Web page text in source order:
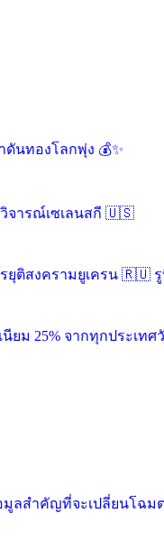
ดันทองโลกพุ่ง 💰✨
จารณ์เซเลนสกี 🇺🇸
ติสงครามยูเครน 🇷🇺 รู
นียม 25% จากทุกประเท
มูลสำคัญที่จะเปลี่ยนโฉม